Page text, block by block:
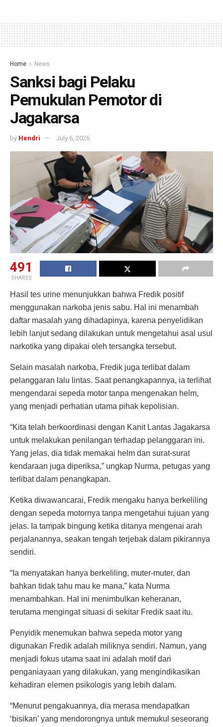
Home News
Sanksi bagi Pelaku
Pemukulan Pemotor di
Jagakarsa
by Hendri July 6, 2026
491
SHARES
Hasil tes urine menunjukkan bahwa Fredik positif
menggunakan narkoba jenis sabu. Hal ini menambah
daftar masalah yang dihadapinya, karena penyelidikan
lebih lanjut sedang dilakukan untuk mengetahui asal usul
narkotika yang dipakai oleh tersangka tersebut.
Selain masalah narkoba, Fredik juga terlibat dalam
pelanggaran lalu lintas. Saat penangkapannya, ia terlihat
mengendarai sepeda motor tanpa mengenakan helm,
yang menjadi perhatian utama pihak kepolisian.
“Kita telah berkoordinasi dengan Kanit Lantas Jagakarsa
untuk melakukan penilangan terhadap pelanggaran ini.
Yang jelas, dia tidak memakai helm dan surat-surat
kendaraan juga diperiksa,” ungkap Nurma, petugas yang
terlibat dalam penangkapan.
Ketika diwawancarai, Fredik mengaku hanya berkeliling
dengan sepeda motornya tanpa mengetahui tujuan yang
jelas. Ia tampak bingung ketika ditanya mengenai arah
perjalanannya, seakan tengah terjebak dalam pikirannya
sendiri.
“Ia menyatakan hanya berkeliling, muter-muter, dan
bahkan tidak tahu mau ke mana,” kata Nurma
menambahkan. Hal ini menimbulkan keheranan,
terutama mengingat situasi di sekitar Fredik saat itu.
Penyidik menemukan bahwa sepeda motor yang
digunakan Fredik adalah miliknya sendiri. Namun, yang
menjadi fokus utama saat ini adalah motif dari
penganiayaan yang dilakukan, yang mengindikasikan
kehadiran elemen psikologis yang lebih dalam.
“Menurut pengakuannya, dia merasa mendapatkan
‘bisikan’ yang mendorongnya untuk memukul seseorang